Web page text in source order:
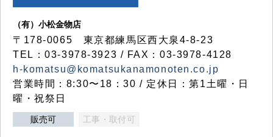
（有）小松金物店
〒178-0065 東京都練馬区西大泉4-8-23
TEL：03-3978-3923 / FAX：03-3978-4128
h-komatsu@komatsukanamonoten.co.jp
営業時間：8:30〜18：30 / 定休日：第1土曜・日
曜・祝祭日
販売可 工事・取付可